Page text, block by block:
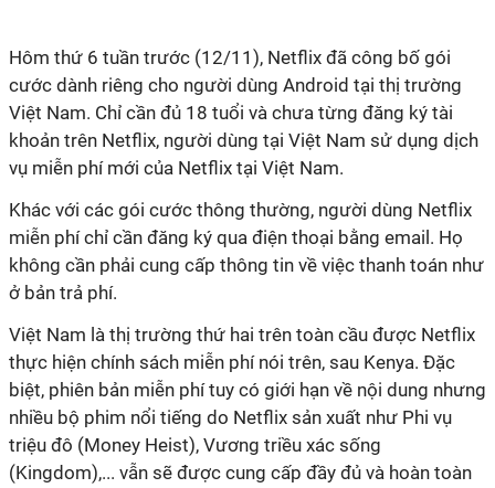
Hôm thứ 6 tuần trước (12/11), Netflix đã công bố gói
cước dành riêng cho người dùng Android tại thị trường
Việt Nam. Chỉ cần đủ 18 tuổi và chưa từng đăng ký tài
khoản trên Netflix, người dùng tại Việt Nam sử dụng dịch
vụ miễn phí mới của Netflix tại Việt Nam.
Khác với các gói cước thông thường, người dùng Netflix
miễn phí chỉ cần đăng ký qua điện thoại bằng email. Họ
không cần phải cung cấp thông tin về việc thanh toán như
ở bản trả phí.
Việt Nam là thị trường thứ hai trên toàn cầu được Netflix
thực hiện chính sách miễn phí nói trên, sau Kenya. Đặc
biệt, phiên bản miễn phí tuy có giới hạn về nội dung nhưng
nhiều bộ phim nổi tiếng do Netflix sản xuất như Phi vụ
triệu đô (Money Heist), Vương triều xác sống
(Kingdom),... vẫn sẽ được cung cấp đầy đủ và hoàn toàn